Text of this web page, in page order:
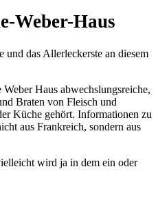
Weber-Haus
das Allerleckerste an diesem
Haus abwechslungsreiche,
Braten von Fleisch und
Küche gehört. Informationen zu
aus Frankreich, sondern aus
wird ja in dem ein oder